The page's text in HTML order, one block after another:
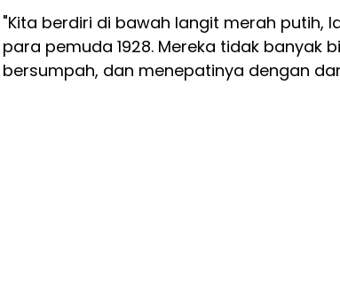
"Kita berdiri di bawah langit merah putih,
para pemuda 1928. Mereka tidak banyak
bersumpah, dan menepatinya dengan